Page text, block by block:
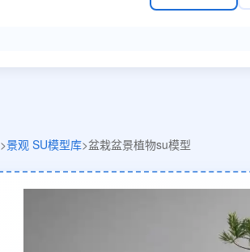
>景观 SU模型库>盆栽盆景植物su模型